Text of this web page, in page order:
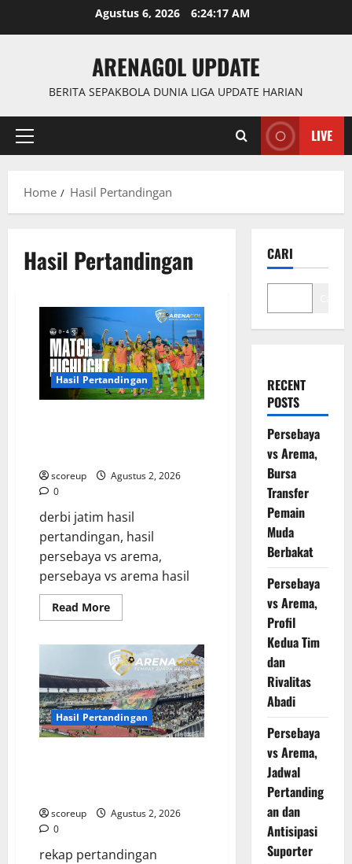
Agustus 6, 2026 6:24:18 AM
ARENAGOL UPDATE
BERITA SEPAKBOLA DUNIA LIGA UPDATE HARIAN
Primary
LIVE
Home Hasil Pertandingan
Hasil Pertandingan
Hasil Pertandingan
scoreup
Agustus 2, 2026
0
derbi jatim hasil
pertandingan, hasil
persebaya vs arema,
persebaya vs arema hasil
Read MoreRead
more
vs
Arema,
Hasil
Pertandingan
Derbi
yang
Bikin
Merinding
Hasil Pertandingan
scoreup
Agustus 2, 2026
0
rekap pertandingan
CARI
RECENT
POSTS
Persebaya
vs Arema,
Bursa
Transfer
Pemain
Muda
Berbakat
Persebaya
vs Arema,
Profil
Kedua Tim
dan
Rivalitas
Abadi
Persebaya
vs Arema,
Jadwal
Pertanding
an dan
Antisipasi
Suporter